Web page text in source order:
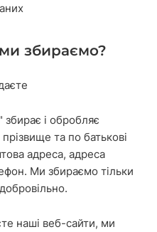
збираємо?
і обробляє
та по батькові
адреса, адреса
Ми збираємо тільки
наші веб-сайти, ми